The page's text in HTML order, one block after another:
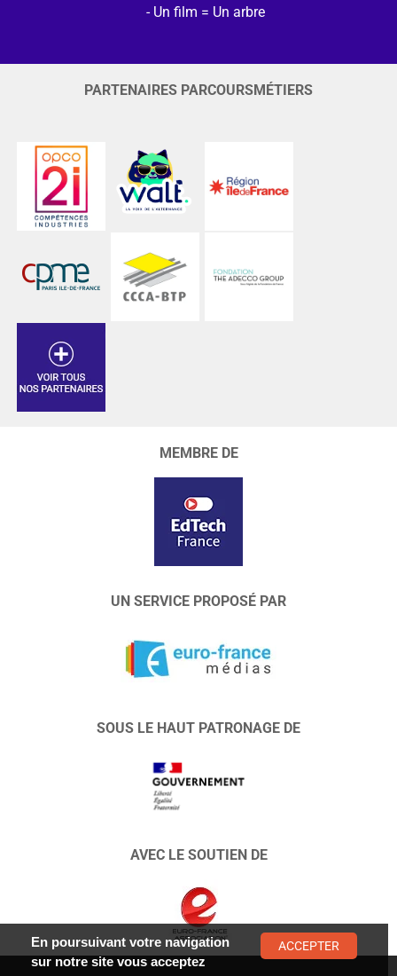
Un film = Un arbre
PARTENAIRES PARCOURSMÉTIERS
MEMBRE DE
UN SERVICE PROPOSÉ PAR
SOUS LE HAUT PATRONAGE DE
AVEC LE SOUTIEN DE
En poursuivant votre navigation
sur notre site vous acceptez
ACCEPTER